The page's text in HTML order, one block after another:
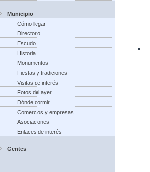
Municipio
Cómo llegar
Directorio
Escudo
Historia
Monumentos
Fiestas y tradiciones
Visitas de interés
Fotos del ayer
Dónde dormir
Comercios y empresas
Asociaciones
Enlaces de interés
Gentes